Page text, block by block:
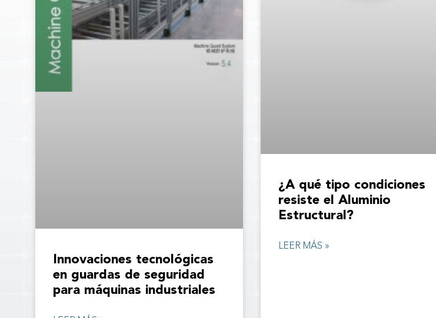
Innovaciones tecnológicas
en guardas de seguridad
para máquinas industriales
¿A qué tipo condiciones
resiste el Aluminio
Estructural?
LEER MÁS »